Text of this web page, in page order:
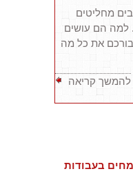
מחליטים
למה הם עושים
את כל מה
להמשך קריאה
בעבודות